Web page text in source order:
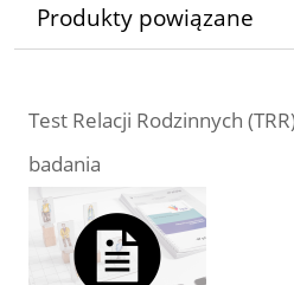
Produkty powiązane
Test Relacji Rodzinnych
badania